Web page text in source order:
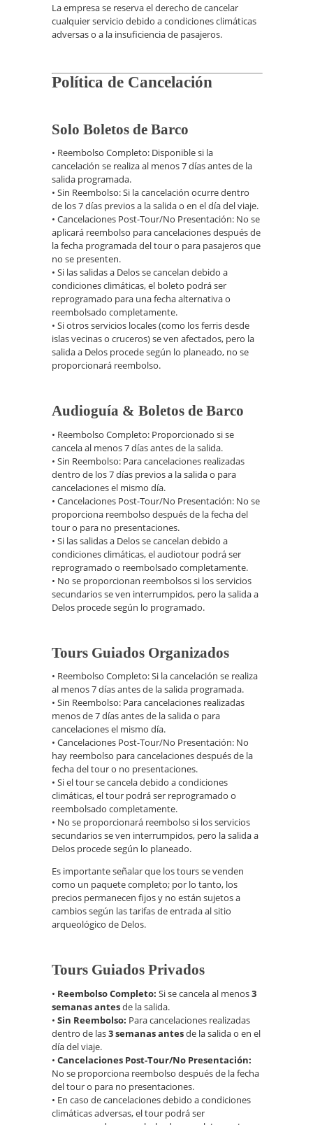
La empresa se reserva el derecho de cancelar
cualquier servicio debido a condiciones climáticas
adversas o a la insuficiencia de pasajeros.
Política de Cancelación
Solo Boletos de Barco
• Reembolso Completo: Disponible si la
cancelación se realiza al menos 7 días antes de la
salida programada.
• Sin Reembolso: Si la cancelación ocurre dentro
de los 7 días previos a la salida o en el día del viaje.
• Cancelaciones Post-Tour/No Presentación: No se
aplicará reembolso para cancelaciones después de
la fecha programada del tour o para pasajeros que
no se presenten.
• Si las salidas a Delos se cancelan debido a
condiciones climáticas, el boleto podrá ser
reprogramado para una fecha alternativa o
reembolsado completamente.
• Si otros servicios locales (como los ferris desde
islas vecinas o cruceros) se ven afectados, pero la
salida a Delos procede según lo planeado, no se
proporcionará reembolso.
Audioguía & Boletos de Barco
• Reembolso Completo: Proporcionado si se
cancela al menos 7 días antes de la salida.
• Sin Reembolso: Para cancelaciones realizadas
dentro de los 7 días previos a la salida o para
cancelaciones el mismo día.
• Cancelaciones Post-Tour/No Presentación: No se
proporciona reembolso después de la fecha del
tour o para no presentaciones.
• Si las salidas a Delos se cancelan debido a
condiciones climáticas, el audiotour podrá ser
reprogramado o reembolsado completamente.
• No se proporcionan reembolsos si los servicios
secundarios se ven interrumpidos, pero la salida a
Delos procede según lo programado.
Tours Guiados Organizados
• Reembolso Completo: Si la cancelación se realiza
al menos 7 días antes de la salida programada.
• Sin Reembolso: Para cancelaciones realizadas
menos de 7 días antes de la salida o para
cancelaciones el mismo día.
• Cancelaciones Post-Tour/No Presentación: No
hay reembolso para cancelaciones después de la
fecha del tour o no presentaciones.
• Si el tour se cancela debido a condiciones
climáticas, el tour podrá ser reprogramado o
reembolsado completamente.
• No se proporcionará reembolso si los servicios
secundarios se ven interrumpidos, pero la salida a
Delos procede según lo planeado.
Es importante señalar que los tours se venden
como un paquete completo; por lo tanto, los
precios permanecen fijos y no están sujetos a
cambios según las tarifas de entrada al sitio
arqueológico de Delos.
Tours Guiados Privados
• Reembolso Completo: Si se cancela al menos3
semanas antesde la salida.
• Sin Reembolso: Para cancelaciones realizadas
dentro de las3 semanas antesde la salida o en el
día del viaje.
• Cancelaciones Post-Tour/No Presentación:
No se proporciona reembolso después de la fecha
del tour o para no presentaciones.
• En caso de cancelaciones debido a condiciones
climáticas adversas, el tour podrá ser